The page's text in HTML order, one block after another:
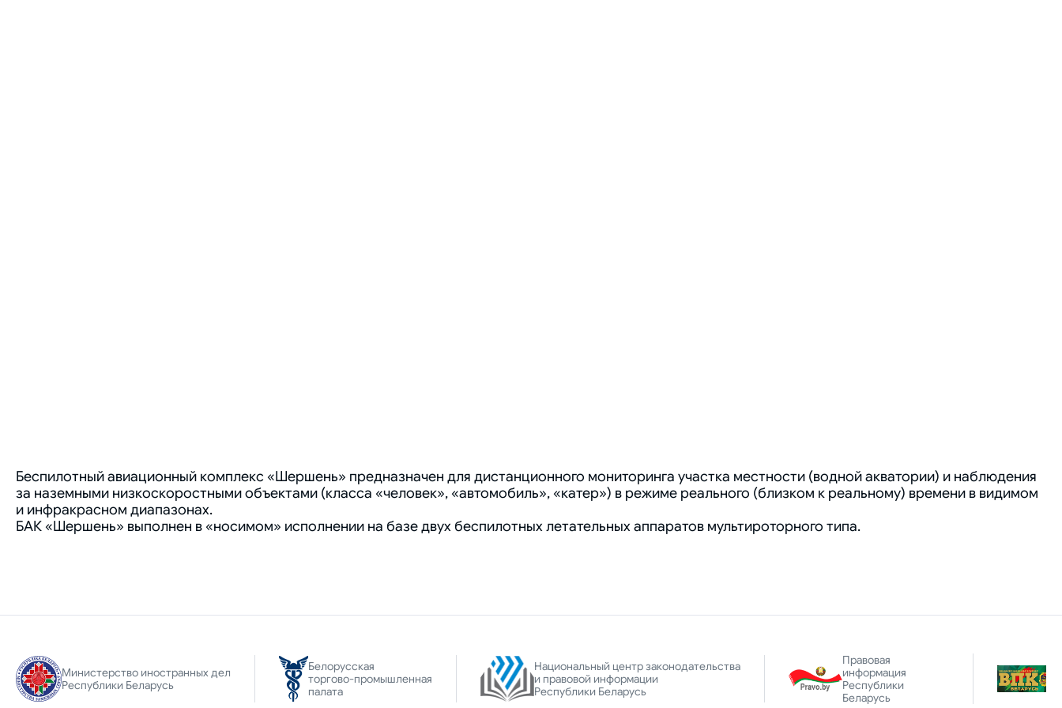
Беспилотный авиационный комплекс «Шершень» предназначен для дистанционного мониторинга участка местности (водной акватории) и наблюдения
за наземными низкоскоростными объектами (класса «человек», «автомобиль», «катер») в режиме реального (близком к реальному) времени в видимом
и инфракрасном диапазонах.
БАК «Шершень» выполнен в «носимом» исполнении на базе двух беспилотных летательных аппаратов мультироторного типа.
Министерство иностранных дел
Республики Беларусь
Белорусская
торгово-промышленная
палата
Национальный центр законодательства
и правовой информации
Республики Беларусь
Правовая
информация
Республики
Беларусь